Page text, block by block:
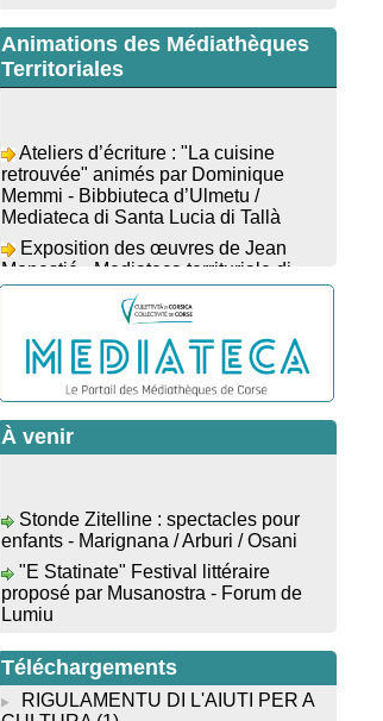
Animations des Médiathèques
Territoriales
retrouvée" animés par Dominique
Memmi - Bibbiuteca d’Ulmetu /
Mediateca di Santa Lucia di Tallà
Exposition des œuvres de Jean
Monestié - Mediateca territuriale di
Santa Lucia di Tallà
Conférence d’astrophysique : “Au-
delà du visible” animée par
l’astrophysicien Paul Guerrini -
Médiathèque - Pitretu è Bicchisgià
Exposition des œuvres de
Dominique Malberti Morin : "Racines,
peintures acryliques et aquarelles" -
Animation : "Petits lecteurs" -
Médiathèque - Pitretu è Bicchisgià
Veillée de contes à la forêt
enchantée "U Mondu ditu mignuleddu"
par la Caravane de Conteurs - Currà
patrimoines", Regards sur le
patrimoine religieux, roman, thermal et
littéraire - Spaziu Jean-Marc Fiamma -
À venir
enfants - Marignana / Arburi / Osani
"E Statinate" Festival littéraire
proposé par Musanostra - Forum de
Lumiu
Exposition photographique "Un
Paese Vivu" proposé par l’association
Paese di U Prunu - U Prunu
"Evviva u Capicorsu" : Alimea è
Téléchargements
RIGULAMENTU DI L'AIUTI PER A